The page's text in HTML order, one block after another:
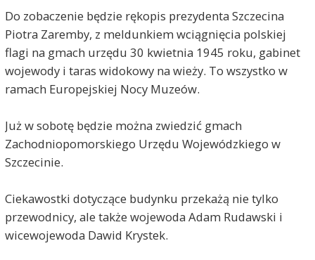
Do zobaczenie będzie rękopis prezydenta Szczecina
Piotra Zaremby, z meldunkiem wciągnięcia polskiej
flagi na gmach urzędu 30 kwietnia 1945 roku, gabinet
wojewody i taras widokowy na wieży. To wszystko w
ramach Europejskiej Nocy Muzeów.
Już w sobotę będzie można zwiedzić gmach
Zachodniopomorskiego Urzędu Wojewódzkiego w
Szczecinie.
Ciekawostki dotyczące budynku przekażą nie tylko
przewodnicy, ale także wojewoda Adam Rudawski i
wicewojewoda Dawid Krystek.